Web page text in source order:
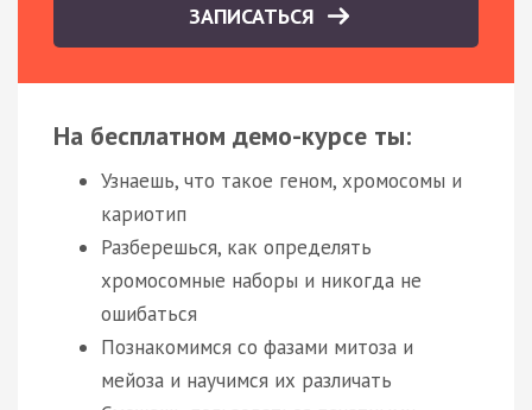
ЗАПИСАТЬСЯ
На бесплатном демо-курсе ты:
Узнаешь, что такое геном, хромосомы и
кариотип
Разберешься, как определять
хромосомные наборы и никогда не
ошибаться
Познакомимся со фазами митоза и
мейоза и научимся их различать